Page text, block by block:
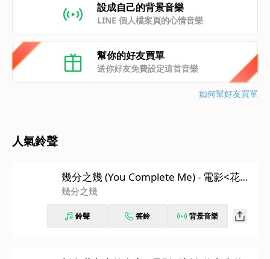
設成自己的背景音樂
LINE 個人檔案頁的心情音樂
幫你的好友買單
送你好友免費設定這首音樂
如何幫好友買單
人氣鈴聲
幾分之幾 (You Complete Me) - 電影<花甲
大人轉男孩>主題曲
幾分之幾
鈴聲 答鈴 背景音樂